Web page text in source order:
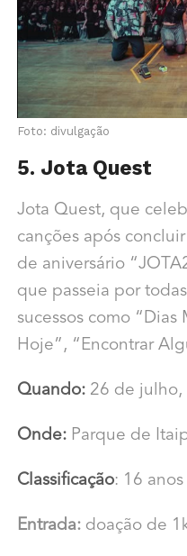
Foto: divulgação
5. Jota Quest
Jota Quest, que
canções após
de aniversário
que passeia por
sucessos como “Dias
Hoje”, “Encontrar
Quando: 26 de julho,
Onde:Parque de
Classificação: 16 anos
Entrada: doação de